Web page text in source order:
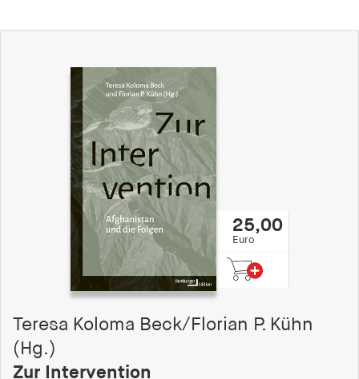
25,00
Euro
Teresa Koloma Beck/Florian P. Kühn
(Hg.)
Zur Intervention